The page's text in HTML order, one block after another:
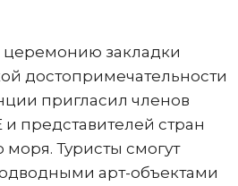
закладки
достопримечательности
пригласил членов
и представителей стран
Туристы смогут
арт-объектами